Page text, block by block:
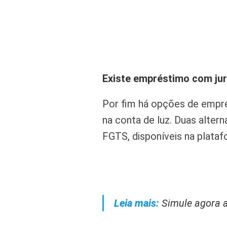
Existe empréstimo com
Por fim há opções de
na conta de luz. Duas
FGTS, disponíveis na
Leia mais: Simule agora